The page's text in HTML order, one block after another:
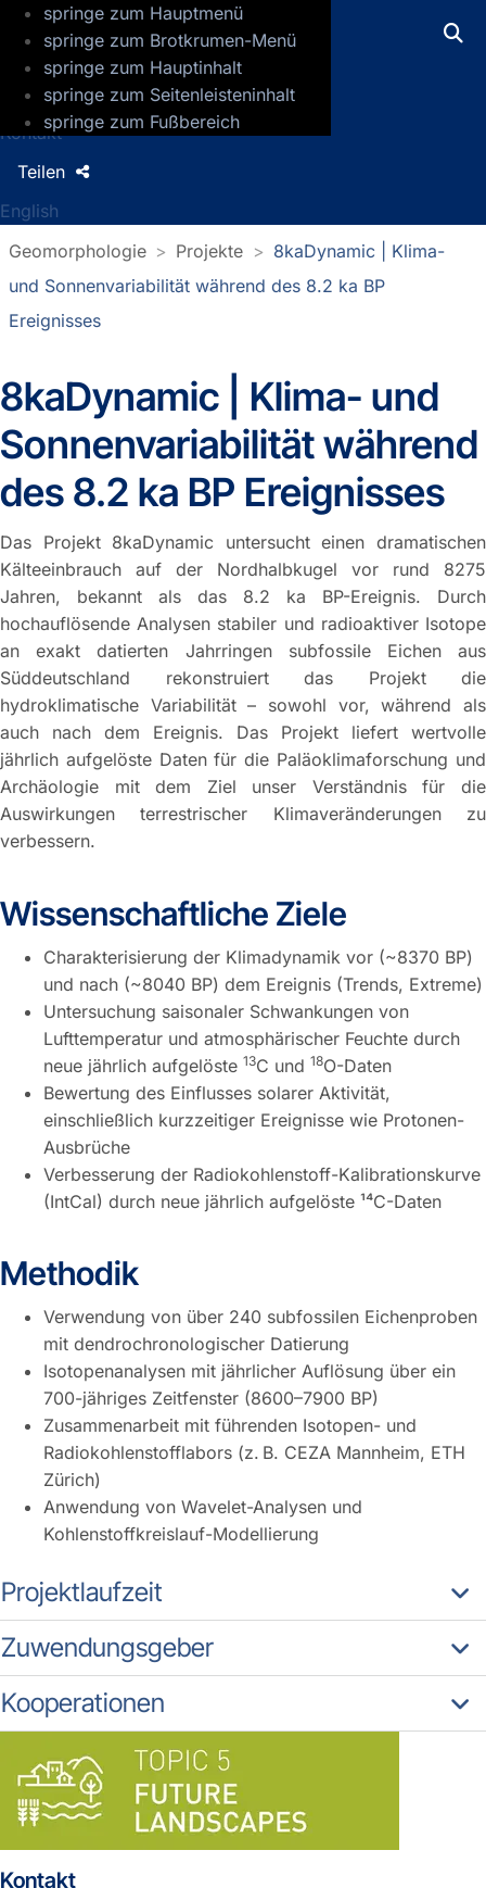
springe zum Hauptmenü
springe zum Brotkrumen-Menü
springe zum Hauptinhalt
springe zum Seitenleisteninhalt
springe zum Fußbereich
GFZ Helmholtz-Zentrum für
Presse
Jobs
Kontakt
English
Teilen
Geomorphologie Projekte
8kaDynamic | Klima-
und Sonnenvariabilität während des 8.2 ka BP
Ereignisses
8kaDynamic | Klima- und
Sonnenvariabilität während
des 8.2 ka BP Ereignisses
Das Projekt 8kaDynamic untersucht einen dramatischen
Kälteeinbrauch auf der Nordhalbkugel vor rund 8275
Jahren, bekannt als das 8.2 ka BP-Ereignis. Durch
hochauflösende Analysen stabiler und radioaktiver Isotope
an exakt datierten Jahrringen subfossile Eichen aus
Süddeutschland rekonstruiert das Projekt die
hydroklimatische Variabilität – sowohl vor, während als
auch nach dem Ereignis. Das Projekt liefert wertvolle
jährlich aufgelöste Daten für die Paläoklimaforschung und
Archäologie mit dem Ziel unser Verständnis für die
Auswirkungen terrestrischer Klimaveränderungen zu
verbessern.
Wissenschaftliche Ziele
Charakterisierung der Klimadynamik vor (~8370 BP)
und nach (~8040 BP) dem Ereignis (Trends, Extreme)
Untersuchung saisonaler Schwankungen von
Lufttemperatur und atmosphärischer Feuchte durch
neue jährlich aufgelöste 13C und 18O-Daten
Bewertung des Einflusses solarer Aktivität,
einschließlich kurzzeitiger Ereignisse wie Protonen-
Ausbrüche
Verbesserung der Radiokohlenstoff-Kalibrationskurve
(IntCal) durch neue jährlich aufgelöste ¹⁴C-Daten
Methodik
Verwendung von über 240 subfossilen Eichenproben
mit dendrochronologischer Datierung
Isotopenanalysen mit jährlicher Auflösung über ein
700-jähriges Zeitfenster (8600–7900 BP)
Zusammenarbeit mit führenden Isotopen- und
Radiokohlenstofflabors (z. B. CEZA Mannheim, ETH
Zürich)
Anwendung von Wavelet-Analysen und
Kohlenstoffkreislauf-Modellierung
Projektlaufzeit
Zuwendungsgeber
Kooperationen
Kontakt